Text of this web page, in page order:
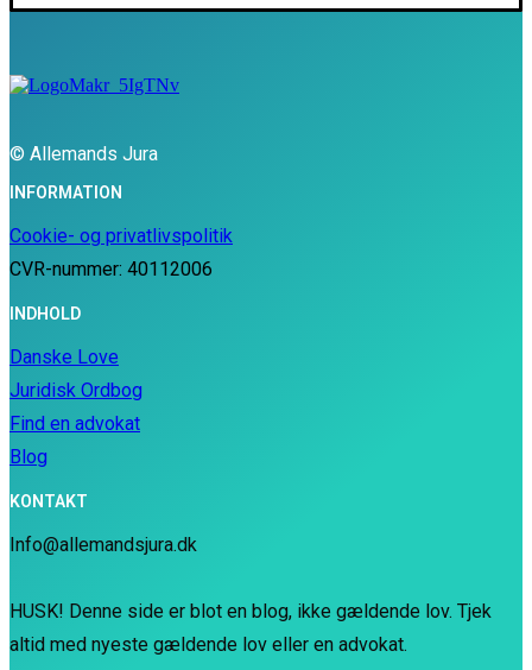
© Allemands Jura
INFORMATION
Cookie- og privatlivspolitik
CVR-nummer: 40112006
INDHOLD
Danske Love
Juridisk Ordbog
Find en advokat
Blog
KONTAKT
Info@allemandsjura.dk
HUSK! Denne side er blot en blog, ikke gældende lov. Tjek
altid med nyeste gældende lov eller en advokat.